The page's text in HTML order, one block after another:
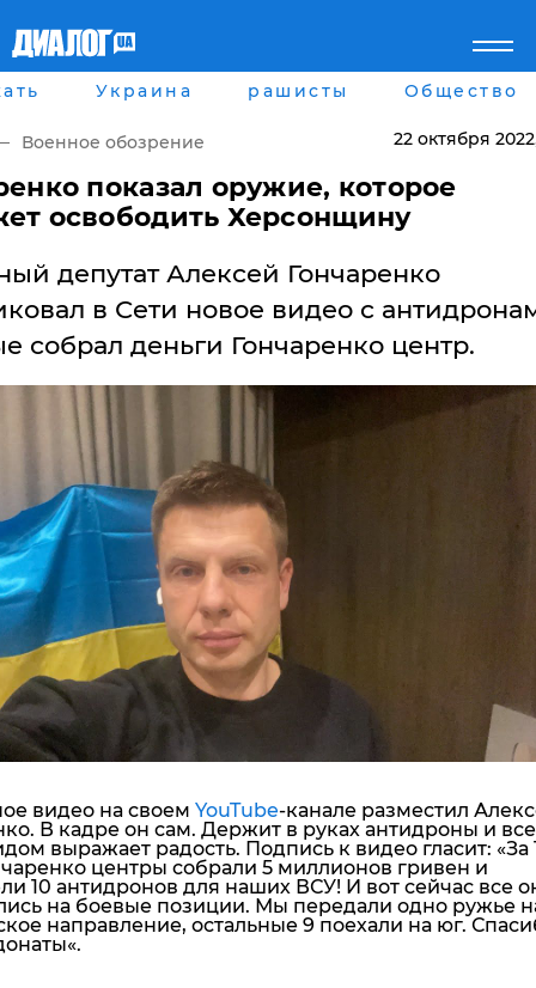
Главная
рассея
Беларусь
Военное обозрение
Экономика
Мнение
Пресса
Украина
Спорт
Культура
Города
Харьков
Днепр
Одесса
Война на Донбассе и в
Крыму
"ДНР"
"ЛНР"
Оккупация Крыма
Новости Крыма
Донбасс
Армия Украины
Помощь проекту
Стиль Диалога
Шоу-биз
Пресс-релизы
Пресс-релизы
Блоги
Украина рашисты Общество
Военное обозрение 22 октября 2022
показал оружие, которое
освободить Херсонщину
депутат Алексей Гончаренко
в Сети новое видео с
собрал деньги Гончаренко центр.
видео на своем YouTube-канале разместил
В кадре он сам. Держит в руках антидроны и
выражает радость. Подпись к видео гласит: «За
центры собрали 5 миллионов гривен и
10 антидронов для наших ВСУ! И вот сейчас все
на боевые позиции. Мы передали одно ружье
направление, остальные 9 поехали на юг.
«.